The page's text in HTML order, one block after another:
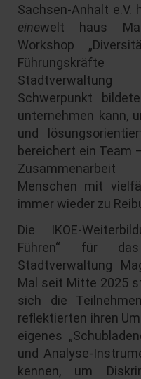
Sachsen-Anhalt e.V.
einewelt haus
Workshop
Schwerpunkt
unternehmen kann,
und
bereichert ein Team
Menschen mit
immer wieder zu
Die IKOE-
Führen“ für
Stadtverwaltung
Mal seit Mitte 2025
sich die
reflektierten ihren
eigenes
und Analyse-
kennen, um